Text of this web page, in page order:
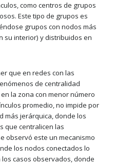
como centros de grupos
Este tipo de grupos es
grupos con nodos más
su interior) y distribuidos en
que en redes con las
de centralidad
la zona con menor número
promedio, no impide por
más jerárquica, donde los
que centralicen las
observó este un mecanismo
los nodos conectados lo
casos observados, donde